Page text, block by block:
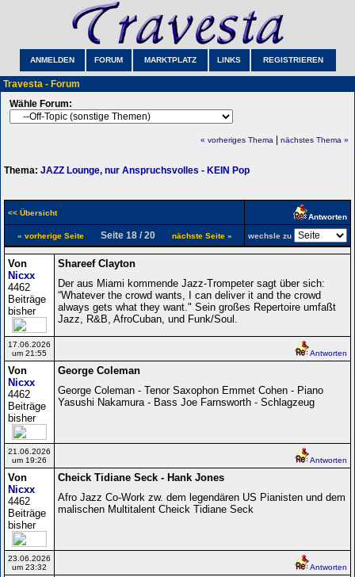
ANMELDEN FORUM MARKTPLATZ LINKS REGISTRIEREN
Travesta - Forum
Wähle Forum:
« vorheriges Thema nächstes Thema »
Thema: JAZZ Lounge, nur Anspruchsvolles - KEIN Pop
<< Übersicht Antworten
« vorherige SeiteSeite 18 / 20 nächste Seite » wechsle zu
Von
Nicxx
4462
Beiträge
bisher
Shareef Clayton
Der aus Miami kommende Jazz-Trompeter sagt über sich:
“Whatever the crowd wants, I can deliver it and the crowd
always gets what they want." Sein großes Repertoire umfaßt
Jazz, R&B, Afro­Cuban, und Funk/Soul.
17.06.2026
um 21:55
Antworten
Von
Nicxx
4462
Beiträge
bisher
George Coleman
George Coleman - Tenor Saxophon Emmet Cohen - Piano
Yasushi Nakamura - Bass Joe Farnsworth - Schlagzeug
21.06.2026
um 19:26
Antworten
Von
Nicxx
4462
Beiträge
bisher
Cheick Tidiane Seck - Hank Jones
Afro Jazz Co-Work zw. dem legendären US Pianisten und dem
malischen Multitalent Cheick Tidiane Seck
23.06.2026
um 23:32
Antworten